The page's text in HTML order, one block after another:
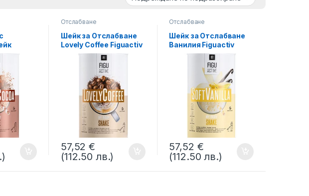
LR
Отслабване
Шейк за Отслабване
Lovely Coffee Figuactiv
LIFETAKT LR
57,52€
(112.50 лв.)
Отслабване
Шейк за Отслабване
Ванилия Figuactiv
LIFETAKT LR
57,52 €
(112.50 лв.)